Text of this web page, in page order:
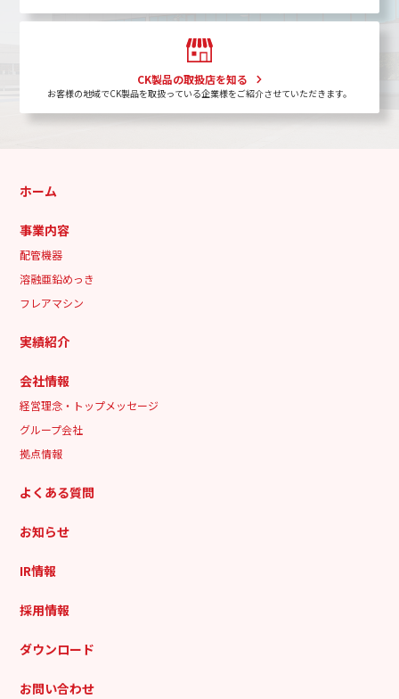
CK製品の取扱店を知る
お客様の地域でCK製品を取扱っている企業様をご紹介させていただきます。
ホーム
事業内容
配管機器
溶融亜鉛めっき
フレアマシン
実績紹介
会社情報
経営理念・トップメッセージ
グループ会社
拠点情報
よくある質問
お知らせ
IR情報
採用情報
ダウンロード
お問い合わせ